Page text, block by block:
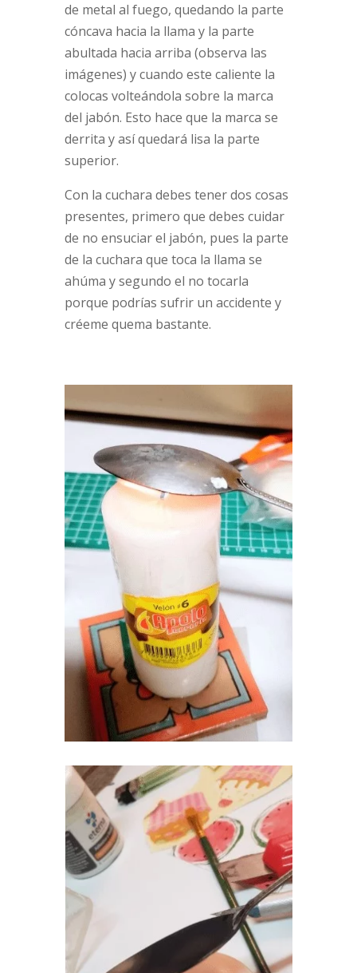
de metal al fuego, quedando la parte
cóncava hacia la llama y la parte
abultada hacia arriba (observa las
imágenes) y cuando este caliente la
colocas volteándola sobre la marca
del jabón. Esto hace que la marca se
derrita y así quedará lisa la parte
superior.
Con la cuchara debes tener dos cosas
presentes, primero que debes cuidar
de no ensuciar el jabón, pues la parte
de la cuchara que toca la llama se
ahúma y segundo el no tocarla
porque podrías sufrir un accidente y
créeme quema bastante.